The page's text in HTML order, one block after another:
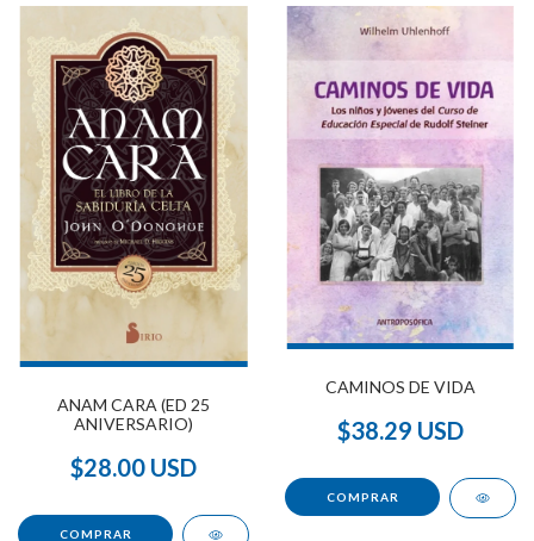
ANAM CARA (ED 25
ANIVERSARIO)
$28.00 USD
CAMINOS DE VIDA
$38.29 USD